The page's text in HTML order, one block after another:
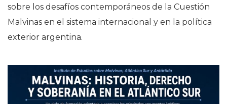
sobre los desafíos contemporáneos de la Cuestión
Malvinas en el sistema internacional y en la política
exterior argentina.